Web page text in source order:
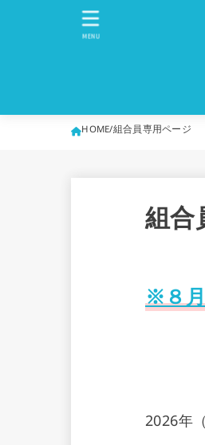
MENU
HOME組合員専用ページ
組
※８
2026年